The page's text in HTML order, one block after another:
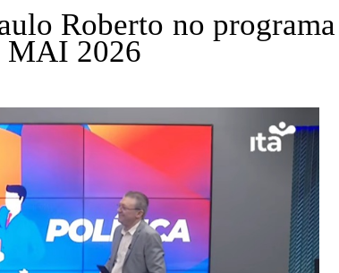
Roberto no
MAI 2026